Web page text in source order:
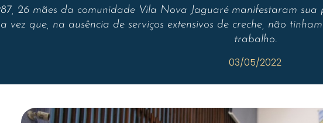
26 mães da comunidade Vila Nova Jaguaré manifestaram sua
vez que, na ausência de serviços extensivos de creche, não
trabalho.
03/05/2022